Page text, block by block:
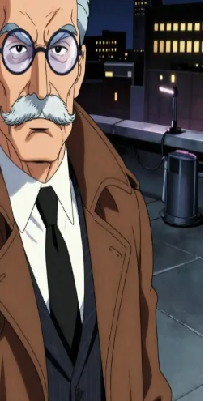
Gordon
Gotham yang tak tergoyahkan
yang bekerja berdampingan dengan
Gotham melawan
kekacauan setiap malam, dan
markas besar GCPD,
untuk berkoordinasi dengan Sang
besar berikutnya
Anda akan mendukung perannya
dan aksi vigilantisme malam ini.